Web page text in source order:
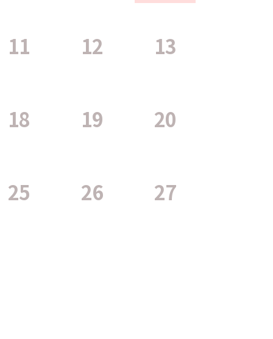
11 12 13
18 19 20
25 26 27